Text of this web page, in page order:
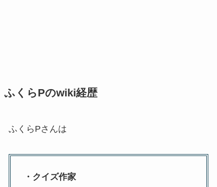
ふくらPのwiki経歴
ふくらPさんは
・クイズ作家